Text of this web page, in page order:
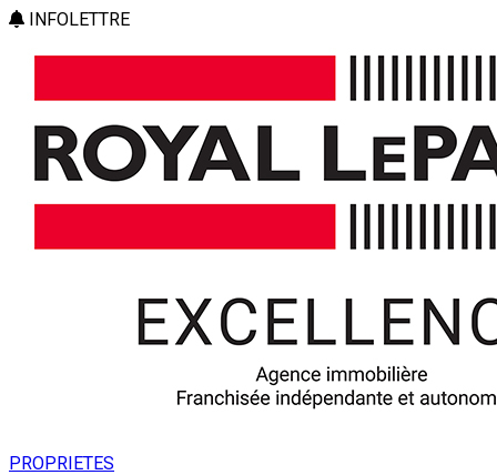
INFOLETTRE
PROPRIETES